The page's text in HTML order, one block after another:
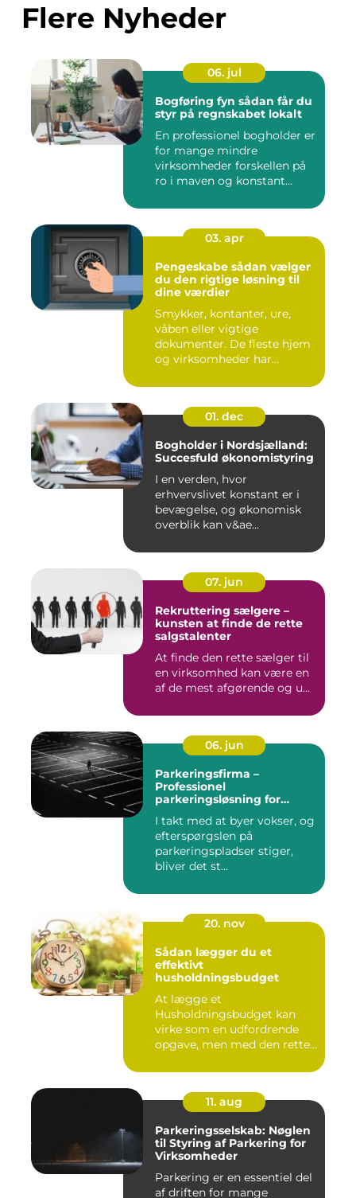
Flere Nyheder
06. jul
Bogføring fyn sådan får du
styr på regnskabet lokalt
En professionel bogholder er
for mange mindre
virksomheder forskellen på
ro i maven og konstant
03. apr
Pengeskabe sådan vælger
du den rigtige løsning til
dine værdier
Smykker, kontanter, ure,
våben eller vigtige
dokumenter. De fleste hjem
og virksomheder har
01. dec
Bogholder i Nordsjælland:
Succesfuld økonomistyring
I en verden, hvor
erhvervslivet konstant er i
bevægelse, og økonomisk
overblik kan v&ae...
07. jun
Rekruttering sælgere –
kunsten at finde de rette
salgstalenter
At finde den rette sælger til
en virksomhed kan være en
af de mest afgørende og u...
06. jun
Parkeringsfirma –
Professionel
parkeringsløsning for
I takt med at byer vokser, og
efterspørgslen på
parkeringspladser stiger,
bliver det st...
20. nov
Sådan lægger du et
effektivt
husholdningsbudget
At lægge et
Husholdningsbudget kan
virke som en udfordrende
opgave, men med den rette
11. aug
Parkeringsselskab: Nøglen
til Styring af Parkering for
Virksomheder
Parkering er en essentiel del
af driften for mange